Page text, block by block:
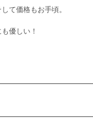
て価格もお手頃。
優しい！